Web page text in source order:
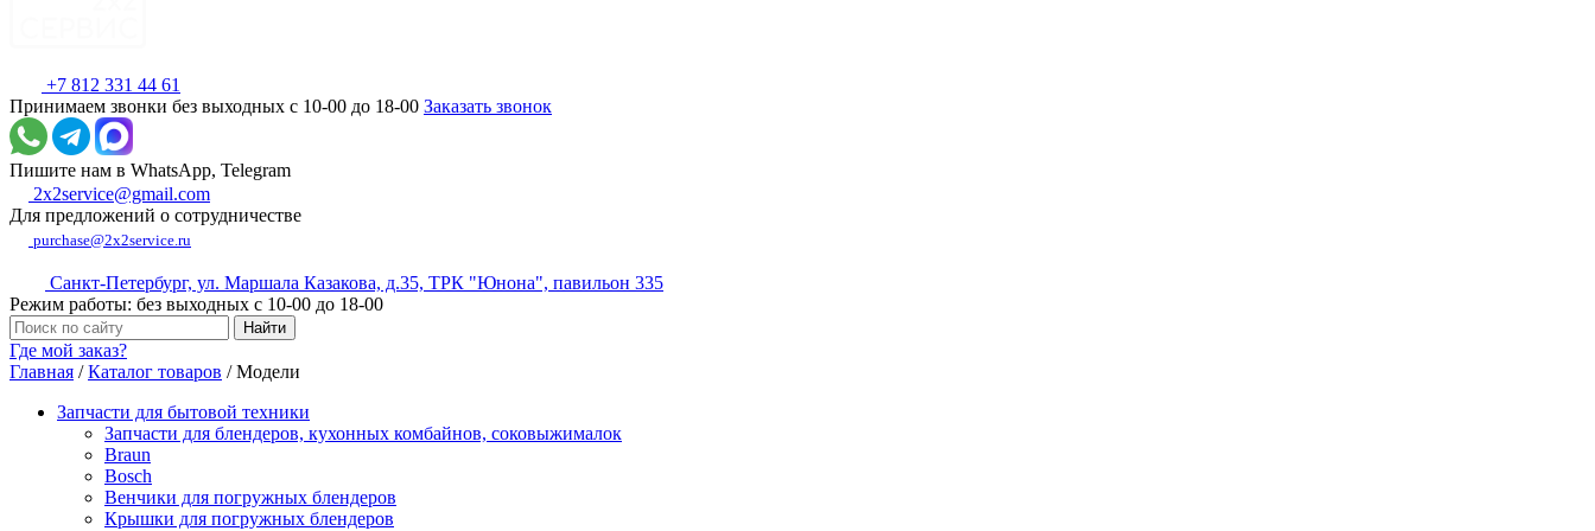
+7 812 331 44 61
Принимаем звонки без выходных с 10-00 до 18-00 Заказать звонок
Пишите нам в WhatsApp, Telegram
2x2service@gmail.com
Для предложений о сотрудничестве
purchase@2x2service.ru
Санкт-Петербург, ул. Маршала Казакова, д.35, ТРК "Юнона", павильон 335
Режим работы: без выходных с 10-00 до 18-00
Где мой заказ?
Главная /Каталог товаров /Модели
Запчасти для бытовой техники
Запчасти для блендеров, кухонных комбайнов, соковыжималок
Braun
Bosch
Венчики для погружных блендеров
Крышки для погружных блендеров